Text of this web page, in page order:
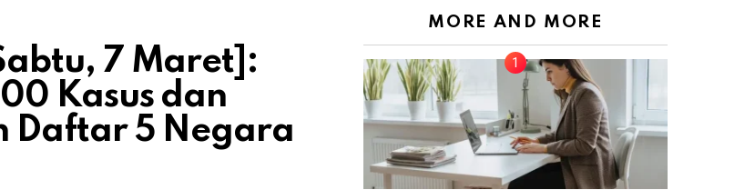
7 Maret]:
Kasus dan
Daftar 5 Negara
MORE AND MORE